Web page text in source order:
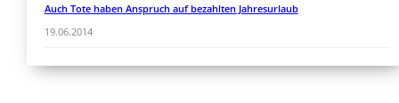
Auch Tote haben Anspruch auf bezahlten Jahresurlaub
19.06.2014